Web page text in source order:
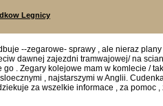
Legnicy
--zegarowe- sprawy , ale nieraz
dawnej zajezdni tramwajowej/ na
. Zegary kolejowe mam w komlecie /
, najstarszymi w Anglii.
za wszelkie informace , za pomoc ,